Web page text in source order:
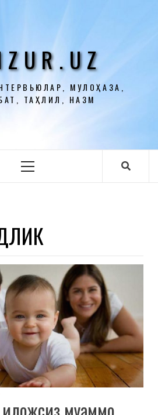
МУЛОҲАЗА,
ТАҲЛИЛ, НАЗМ
меню